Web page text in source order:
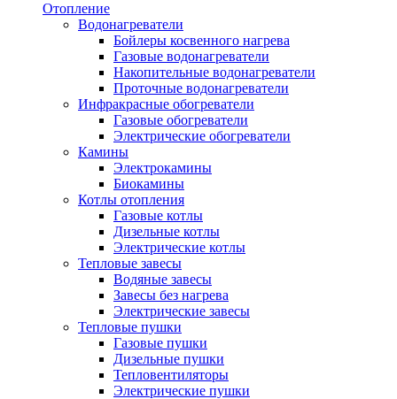
Отопление
Водонагреватели
Бойлеры косвенного нагрева
Газовые водонагреватели
Накопительные водонагреватели
Проточные водонагреватели
Инфракрасные обогреватели
Газовые обогреватели
Электрические обогреватели
Камины
Электрокамины
Биокамины
Котлы отопления
Газовые котлы
Дизельные котлы
Электрические котлы
Тепловые завесы
Водяные завесы
Завесы без нагрева
Электрические завесы
Тепловые пушки
Газовые пушки
Дизельные пушки
Тепловентиляторы
Электрические пушки